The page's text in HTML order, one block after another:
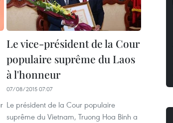
Le vice-président de la Cour
populaire suprême du Laos
à l'honneur
07/08/2015 07:07
Le président de la Cour populaire
suprême du Vietnam, Truong Hoa Binh a